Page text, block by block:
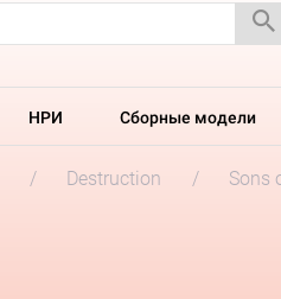
НРИ Сборные модели
Destruction
Sons